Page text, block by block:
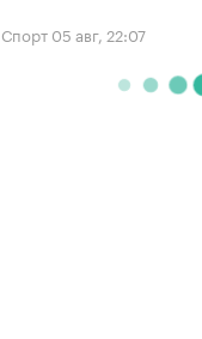
Спорт 05 авг, 22:07